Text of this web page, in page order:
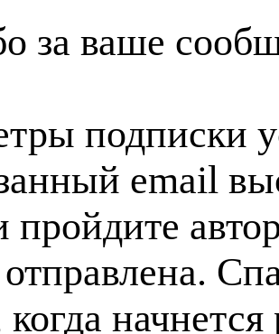
за ваше
подписки
email
пройдите